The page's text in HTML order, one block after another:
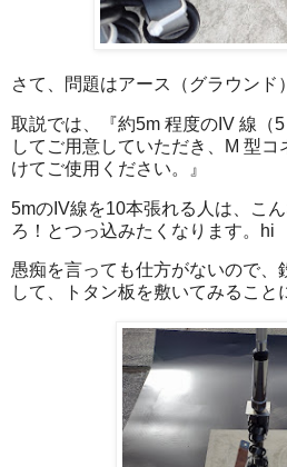
さて、問題はアース（グラウンド
取説では、『約5m 程度のIV 線（
してご用意していただき、M 型
けてご使用ください。』
5mのIV線を10本張れる人は、こ
ろ！とつっ込みたくなります。hi
愚痴を言っても仕方がないので、
して、トタン板を敷いてみること